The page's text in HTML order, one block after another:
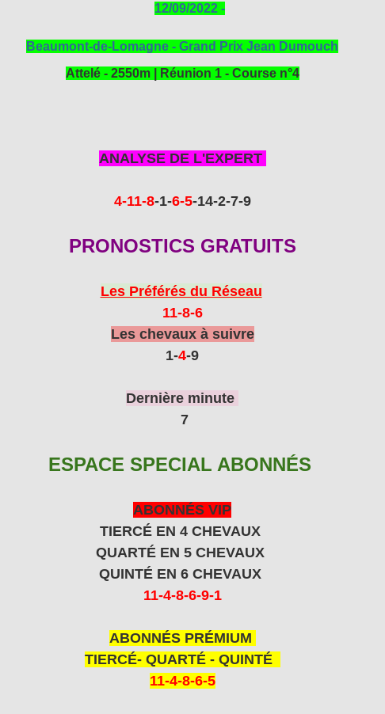
12/09/2022 -
Beaumont-de-Lomagne - Grand Prix Jean Dumouch
Attelé - 2550m | Réunion 1 - Course n°4
ANALYSE DE L'EXPERT
4-11-8-1-6-5-14-2-7-9
PRONOSTICS GRATUITS
Les Préférés du Réseau
11-8-6
Les chevaux à suivre
1-4-9
Dernière minute
7
ESPACE SPECIAL ABONNÉS
ABONNÉS VIP
TIERCÉ EN 4 CHEVAUX
QUARTÉ EN 5 CHEVAUX
QUINTÉ EN 6 CHEVAUX
11-4-8-6-9-1
ABONNÉS PRÉMIUM
TIERCÉ- QUARTÉ - QUINTÉ
11-4-8-6-5